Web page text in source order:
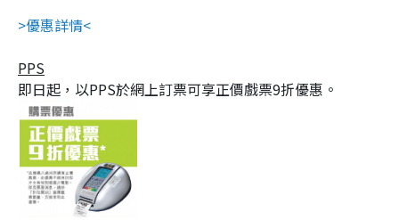
>優惠詳情<
PPS
即日起，以PPS於網上訂票可享正價戲票9折優惠。